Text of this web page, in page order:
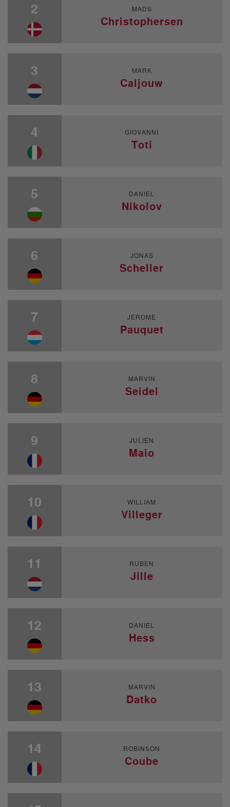
2 MADS
Christophersen
3 MARK
Caljouw
4 GIOVANNI
Toti
5 DANIEL
Nikolov
6 JONAS
Scheller
7 JEROME
Pauquet
8 MARVIN
Seidel
9 JULIEN
Maio
10 WILLIAM
Villeger
11 RUBEN
Jille
12 DANIEL
Hess
13 MARVIN
Datko
14 ROBINSON
Coube